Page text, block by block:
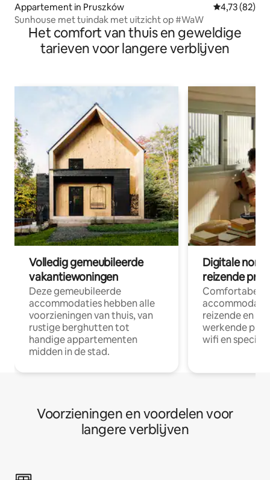
Appartement in Pruszków Gemiddelde
4,73 (82)
Sunhouse met tuindak met uitzicht op #WaW
Het comfort van thuis en geweldige
tarieven voor langere verblijven
Volledig gemeubileerde
vakantiewoningen
Deze gemeubileerde
accommodaties hebben alle
voorzieningen van thuis, van
rustige berghutten tot
handige appartementen
midden in de stad.
Digitale
reizende
Comfortabele
reizende en
werkende
wifi en
Voorzieningen en voordelen voor
langere verblijven